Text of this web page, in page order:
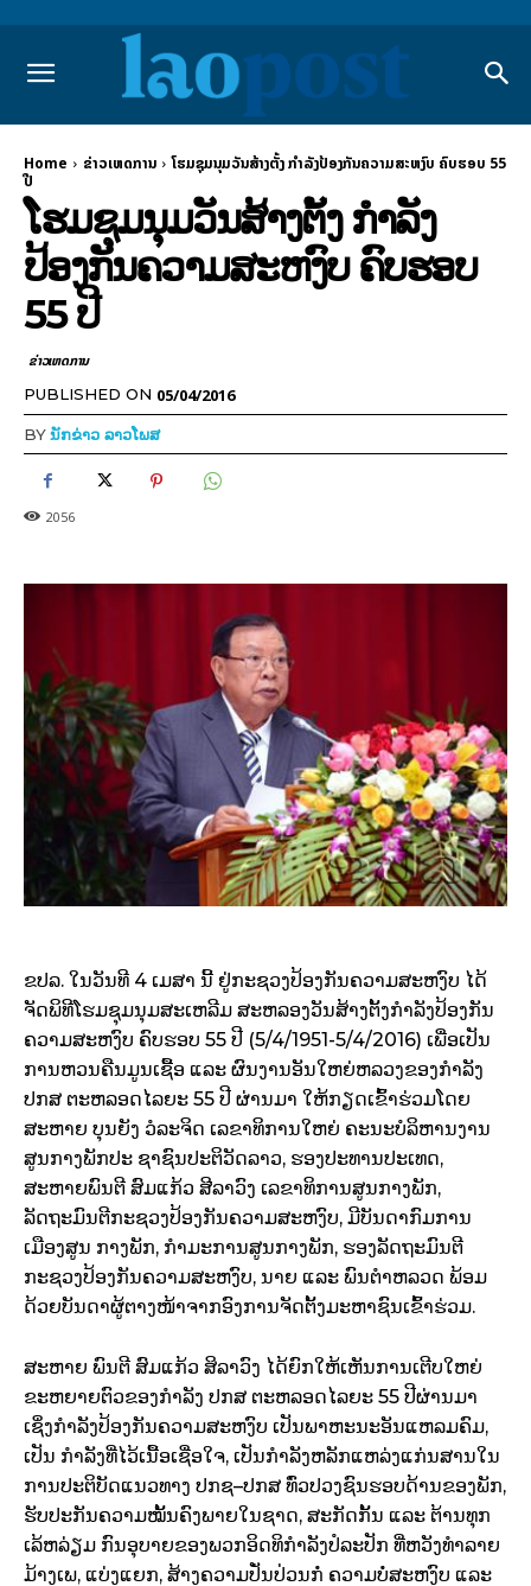
Home ຂ່າວເຫດການ
ໂຮມຊຸມນຸມວັນສ້າງຕັ້ງ ກໍາລັງປ້ອງກັນຄວາມສະຫງົບ ຄົບຮອບ 55
ປີ
ໂຮມຊຸມນຸມວັນສ້າງຕັ້ງ ກໍາລັງ
ປ້ອງກັນຄວາມສະຫງົບ ຄົບຮອບ
55 ປີ
ຂ່າວເຫດການ
PUBLISHED ON 05/04/2016
BYນັກຂ່າວ ລາວໂພສ
2056
ຂປລ. ​ ໃນວັນທີ 4 ​ ເມສາ ນີ້ ຢູ່ກະຊວງປ້ອງກັນຄວາມສະຫງົບ ໄດ້
ຈັດພິທີໂຮມຊຸມນຸມສະເຫລີມ ສະຫລອງວັນສ້າງຕັ້ງກໍາລັງປ້ອງກັນ
ຄວາມສະຫງົບ ຄົບຮອບ 55 ປີ (5/4/1951-5/4/2016) ເພື່ອເປັນ
ການຫວນຄືນມູນເຊື້ອ ແລະ ຜົນງານອັນໃຫຍ່ຫລວງຂອງກໍາລັງ
ປກສ ຕະຫລອດໄລຍະ 55 ປີ ຜ່ານມາ ໃຫ້ກຽດເຂົ້າຮ່ວມໂດຍ
ສະຫາຍ ບຸນຍັງ ວໍລະຈິດ ເລຂາທິການໃຫຍ່ ຄະນະບໍລິຫານງານ
ສູນກາງພັກປະ ຊາຊົນປະຕິວັດລາວ, ຮອງປະທານປະເທດ,
ສະຫາຍພົນຕີ ສົມແກ້ວ ສີລາວົງ ເລຂາທິການສູນກາງພັກ,
ລັດຖະມົນຕີກະຊວງປ້ອງກັນຄວາມສະຫງົບ, ມີບັນດາກົມການ
ເມືອງສູນ ກາງພັກ, ກໍາມະການສູນກາງພັກ, ຮອງລັດຖະມົນຕີ
ກະຊວງປ້ອງກັນຄວາມສະຫງົບ, ນາຍ ແລະ ພົນຕໍາຫລວດ ພ້ອມ
ດ້ວຍບັນດາຜູ້ຕາງໜ້າຈາກອົງການຈັດຕັ້ງມະຫາຊົນ​ເຂົ້າ​ຮ່ວ​ມ.
ສະຫາຍ ພົນຕີ ສົມແກ້ວ ສິລາວົງ ໄດ້ຍົກໃຫ້ເຫັນການເຕີບໃຫຍ່
ຂະຫຍາຍຕົວຂອງກໍາລັງ ປກສ ຕະຫລອດໄລຍະ 55 ປີຜ່ານມາ
ເຊິ່ງກໍາລັງປ້ອງກັນຄວາມສະຫງົບ ເປັນພາຫະນະອັນແຫລມຄົມ,
ເປັນ ກໍາລັງທີ່ໄວ້ເນື້ອເຊື່ອໃຈ, ເປັນກໍາລັງຫລັກແຫລ່ງແກ່ນສານໃນ
ການປະຕິບັດແນວທາງ ປກຊ–ປກສ ທົ່ວປວງຊົນຮອບດ້ານຂອງພັກ,
ຮັບປະກັນຄວາມໝັ້ນຄົງພາຍໃນຊາດ, ສະກັດກັ້ນ ແລະ ຕ້ານທຸກ
ເລ້ຫລ່ຽມ ກົນອຸບາຍຂອງພວກອິດທິກໍາລັງປໍລະປັກ ທີ່ຫວັງທໍາລາຍ
ມ້າງເພ, ແບ່ງແຍກ, ສ້າງຄວາມປັ່ນປ່ວນກໍ່ ຄວາມບໍ່ສະຫງົບ ແລະ